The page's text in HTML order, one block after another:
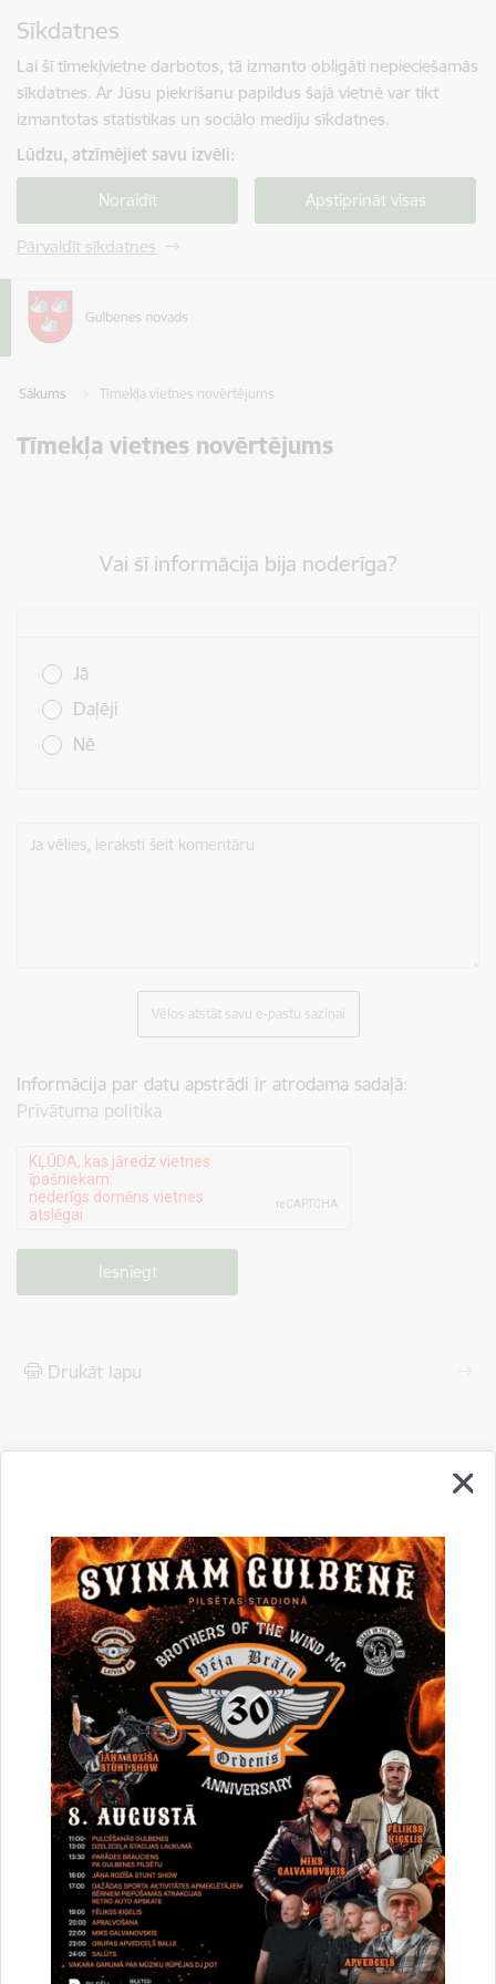
Sīkdatnes
Lai šī tīmekļvietne darbotos, tā izmanto obligāti nepieciešamās
sīkdatnes. Ar Jūsu piekrišanu papildus šajā vietnē var tikt
izmantotas statistikas un sociālo mediju sīkdatnes.
Lūdzu, atzīmējiet savu izvēli:
Noraidīt Apstiprināt visas
Pārvaldīt sīkdatnes
Sākums Tīmekļa vietnes novērtējums
Tīmekļa vietnes novērtējums
Vai šī informācija bija noderīga?
Jā
Daļēji
Nē
Ja vēlies, ieraksti šeit komentāru
Vēlos atstāt savu e-pastu saziņai
Informācija par datu apstrādi ir atrodama sadaļā:
Privātuma politika
Drukāt lapu
Vai šī informācija bija noderīga?
Sniegt atsauksmi
Esi pirmais, kurš uzzina!